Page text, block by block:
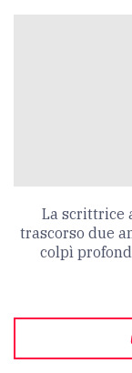
La scrittrice
trascorso due
colpì